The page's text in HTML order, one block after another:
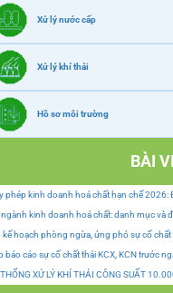
Xử lý nước cấp
Xử lý khí thải
Hồ sơ môi trường
BÀI
phép kinh doanh hoá chất hạn chế 2026:
kinh doanh hoá chất: danh mục và
kế hoạch phòng ngừa, ứng phó sự cố
báo cáo sự cố chất thải KCX, KCN trước
XỬ LÝ KHÍ THẢI CÔNG SUẤT